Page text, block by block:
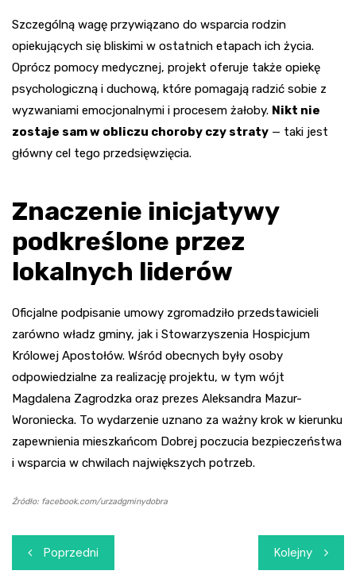
Szczególną wagę przywiązano do wsparcia rodzin
opiekujących się bliskimi w ostatnich etapach ich życia.
Oprócz pomocy medycznej, projekt oferuje także opiekę
psychologiczną i duchową, które pomagają radzić sobie z
wyzwaniami emocjonalnymi i procesem żałoby. Nikt nie
zostaje sam w obliczu choroby czy straty — taki jest
główny cel tego przedsięwzięcia.
Znaczenie inicjatywy
podkreślone przez
lokalnych liderów
Oficjalne podpisanie umowy zgromadziło przedstawicieli
zarówno władz gminy, jak i Stowarzyszenia Hospicjum
Królowej Apostołów. Wśród obecnych były osoby
odpowiedzialne za realizację projektu, w tym wójt
Magdalena Zagrodzka oraz prezes Aleksandra Mazur-
Woroniecka. To wydarzenie uznano za ważny krok w kierunku
zapewnienia mieszkańcom Dobrej poczucia bezpieczeństwa
i wsparcia w chwilach największych potrzeb.
Źródło: facebook.com/urzadgminydobra
Nawigacja
wpisu
Poprzedni Kolejny